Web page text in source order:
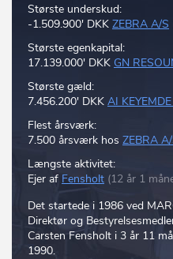
Største underskud:
-1.509.900' DKK ZEBRA A/S
Største egenkapital:
17.139.000' DKK GN
Største gæld:
7.456.200' DKK AI
Flest årsværk:
7.500 årsværk hos ZEBRA
Længste aktivitet:
Ejer af Fensholt (12 år 1
Det startede i 1986 ved
Direktør og
Carsten Fensholt i 3 år 11
1990.